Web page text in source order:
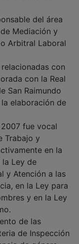
del área
Mediación y
Arbitral Laboral
con
con la Real
San Raimundo
elaboración de
fue vocal
Trabajo y
en la
Ley de
y Atención a las
en la Ley para
y en la Ley
de las
de Inspección
de género.